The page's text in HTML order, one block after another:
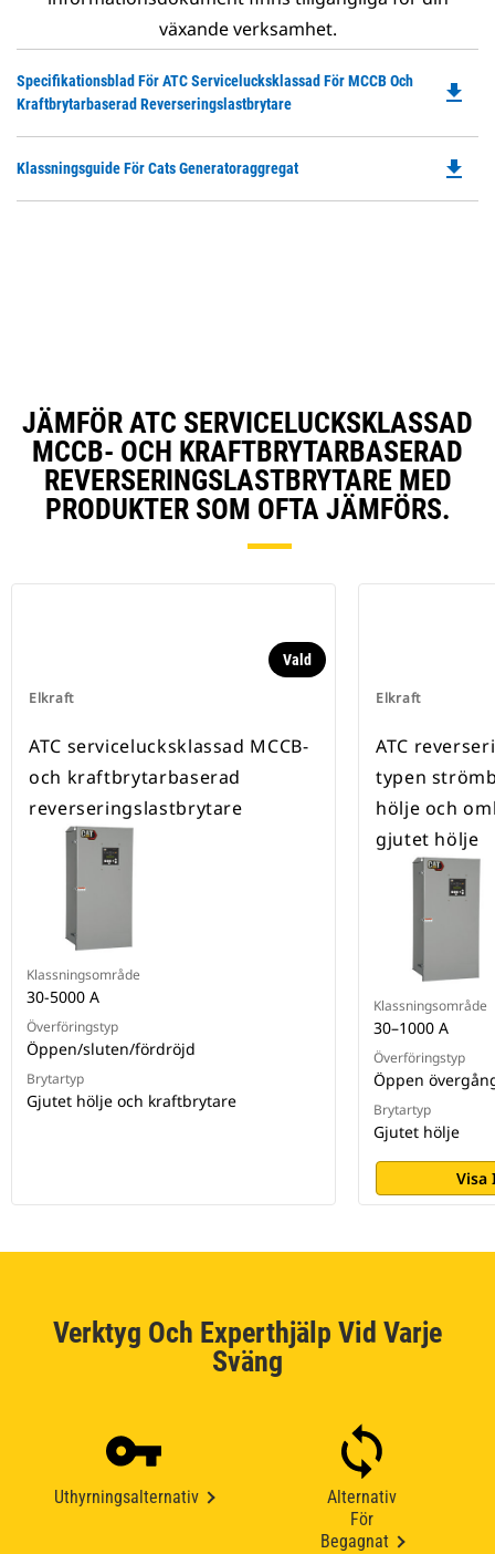
växande verksamhet.
Specifikationsblad För ATC Servicelucksklassad För MCCB Och
Kraftbrytarbaserad Reverseringslastbrytare
file_download
Klassningsguide För Cats Generatoraggregat file_download
JÄMFÖR ATC SERVICELUCKSKLASSAD
MCCB- OCH KRAFTBRYTARBASERAD
REVERSERINGSLASTBRYTARE MED
PRODUKTER SOM OFTA JÄMFÖRS.
Elkraft
Vald
ATC servicelucksklassad MCCB-
och kraftbrytarbaserad
reverseringslastbrytare
Klassningsområde
30-5000 A
Överföringstyp
Öppen/sluten/fördröjd
Brytartyp
Gjutet hölje och kraftbrytare
Elkraft
ATC
typen
hölje och
gjutet hölje
Klassningsområde
30–1000 A
Överföringstyp
Öppen
Brytartyp
Gjutet hölje
Visa
Verktyg Och Experthjälp Vid Varje
Sväng
Uthyrningsalternativ
Alternativ
För
Begagnat